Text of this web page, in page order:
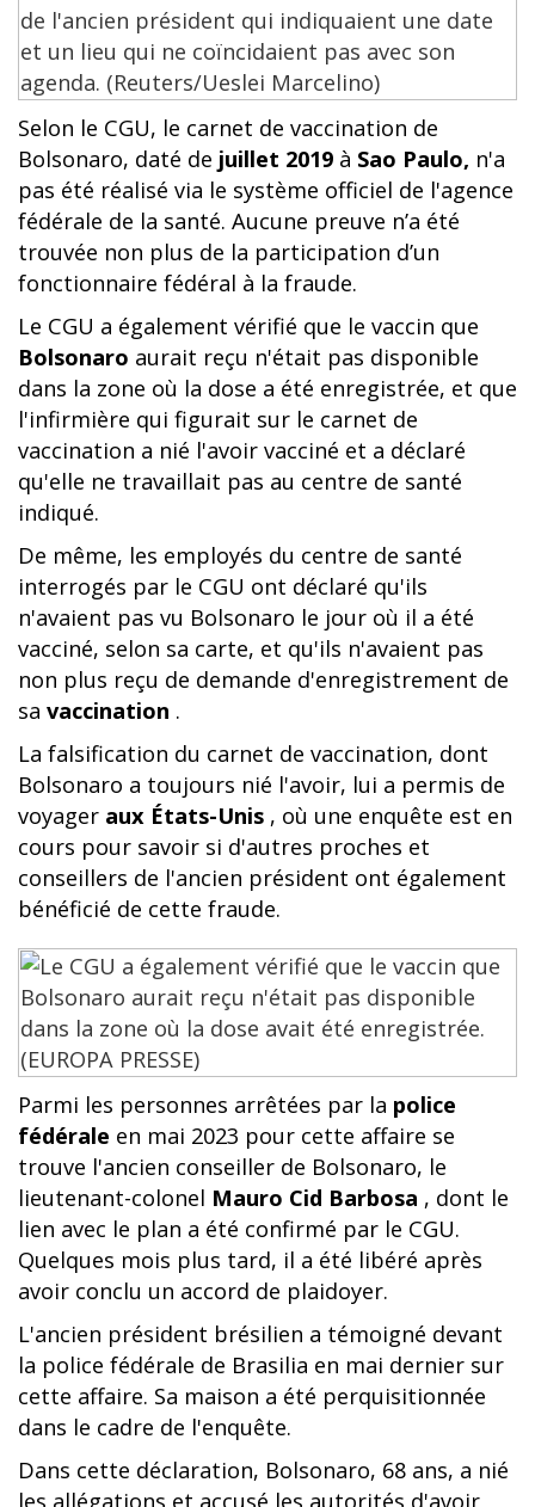
Selon le CGU, le carnet de vaccination de
Bolsonaro, daté de juillet 2019 à Sao Paulo, n'a
pas été réalisé via le système officiel de l'agence
fédérale de la santé. Aucune preuve n’a été
trouvée non plus de la participation d’un
fonctionnaire fédéral à la fraude.
Le CGU a également vérifié que le vaccin que
Bolsonaro aurait reçu n'était pas disponible
dans la zone où la dose a été enregistrée, et que
l'infirmière qui figurait sur le carnet de
vaccination a nié l'avoir vacciné et a déclaré
qu'elle ne travaillait pas au centre de santé
indiqué.
De même, les employés du centre de santé
interrogés par le CGU ont déclaré qu'ils
n'avaient pas vu Bolsonaro le jour où il a été
vacciné, selon sa carte, et qu'ils n'avaient pas
non plus reçu de demande d'enregistrement de
sa vaccination .
La falsification du carnet de vaccination, dont
Bolsonaro a toujours nié l'avoir, lui a permis de
voyager aux États-Unis , où une enquête est en
cours pour savoir si d'autres proches et
conseillers de l'ancien président ont également
bénéficié de cette fraude.
Parmi les personnes arrêtées par la police
fédérale en mai 2023 pour cette affaire se
trouve l'ancien conseiller de Bolsonaro, le
lieutenant-colonel Mauro Cid Barbosa , dont le
lien avec le plan a été confirmé par le CGU.
Quelques mois plus tard, il a été libéré après
avoir conclu un accord de plaidoyer.
L'ancien président brésilien a témoigné devant
la police fédérale de Brasilia en mai dernier sur
cette affaire. Sa maison a été perquisitionnée
dans le cadre de l'enquête.
Dans cette déclaration, Bolsonaro, 68 ans, a nié
les allégations et accusé les autorités d'avoir